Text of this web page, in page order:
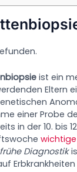
ist ein
Eltern
einer Probe
in der 10. bis
frühe Diagnostik